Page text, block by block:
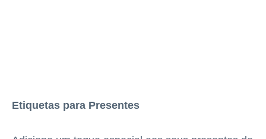
Etiquetas para Presentes